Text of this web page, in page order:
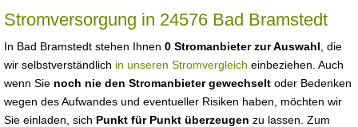
Stromversorgung in 24576 Bad Bramstedt
In Bad Bramstedt stehen Ihnen 0 Stromanbieter zur Auswahl , die
wir selbstverständlich in unseren Stromvergleich einbeziehen. Auch
wenn Sie noch nie den Stromanbieter gewechselt oder Bedenken
wegen des Aufwandes und eventueller Risiken haben, möchten wir
Sie einladen, sich Punkt für Punkt überzeugen zu lassen. Zum